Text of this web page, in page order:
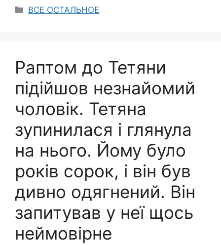
Categories
ВСЕ ОСТАЛЬНОЕ
Раптом до Тетяни
підійшов незнайомий
чоловік. Тетяна
зупинилася і глянула
на нього. Йому було
років сорок, і він був
дивно одягнений. Він
запитував у неї щось
неймовірне